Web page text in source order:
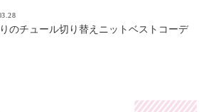
のチュール切り替えニットベストコーデ